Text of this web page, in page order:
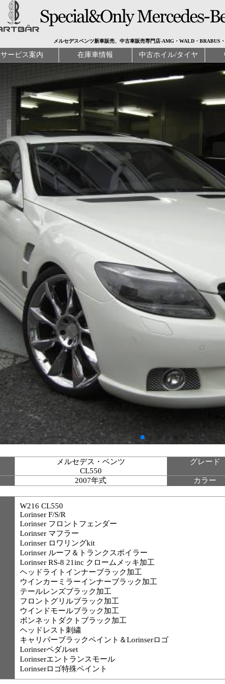
メルセデスベンツ新車販売、中古車販売専門店-AMG・WALD・BRABUS
サービス案内 在庫車情報 中古ホイル/タイヤ
メルセデス・ベンツ
CL550
グレード
2007年式 カラー
W216 CL550
Lorinser F/S/R
Lorinser フロントフェンダー
Lorinser マフラー
Lorinser ロワリングkit
Lorinser ルーフ＆トランクスポイラー
Lorinser RS-8 21inc クロームメッキ加工
ヘッドライトインナーブラック加工
ウインカーミラーインナーブラック加工
テールレンズブラック加工
フロントグリルブラック加工
ウインドモールブラック加工
ボンネットダクトブラック加工
ヘッドレスト刺繍
キャリパーブラックペイント＆Lorinserロゴ
Lorinserペダルset
Lorinserエントランスモール
Lorinserロゴ特殊ペイント